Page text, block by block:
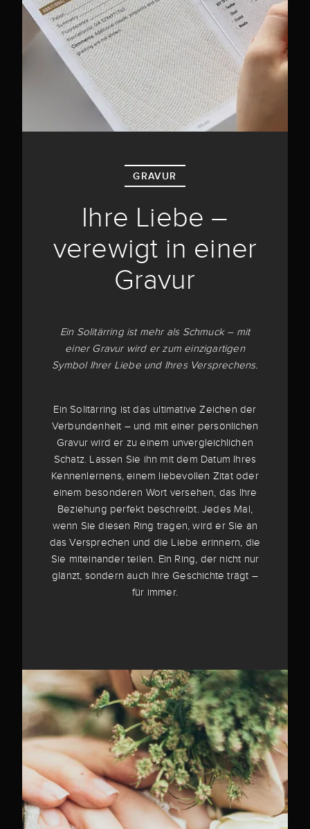
GRAVUR
Ihre Liebe –
verewigt in einer
Gravur
Ein Solitärring ist mehr als Schmuck – mit
einer Gravur wird er zum einzigartigen
Symbol Ihrer Liebe und Ihres Versprechens.
Ein Solitärring ist das ultimative Zeichen der
Verbundenheit – und mit einer persönlichen
Gravur wird er zu einem unvergleichlichen
Schatz. Lassen Sie ihn mit dem Datum Ihres
Kennenlernens, einem liebevollen Zitat oder
einem besonderen Wort versehen, das Ihre
Beziehung perfekt beschreibt. Jedes Mal,
wenn Sie diesen Ring tragen, wird er Sie an
das Versprechen und die Liebe erinnern, die
Sie miteinander teilen. Ein Ring, der nicht nur
glänzt, sondern auch Ihre Geschichte trägt –
für immer.